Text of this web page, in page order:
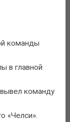
команды
в главной
команду
«Челси».